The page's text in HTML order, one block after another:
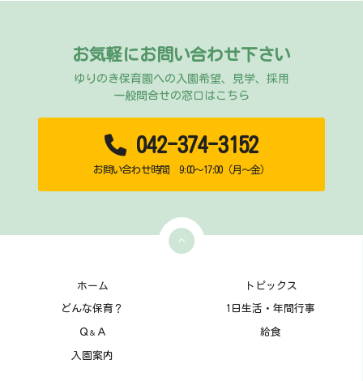
お気軽にお問い合わせ下さい
ゆりのき保育園への入園希望、見学、採用
一般問合せの窓口はこちら
042-374-3152
お問い合わせ時間 9:00～17:00（月～金）
ホーム トピックス
どんな保育？ 1日生活・年間行事
Ｑ ＆ Ａ 給食
入園案内